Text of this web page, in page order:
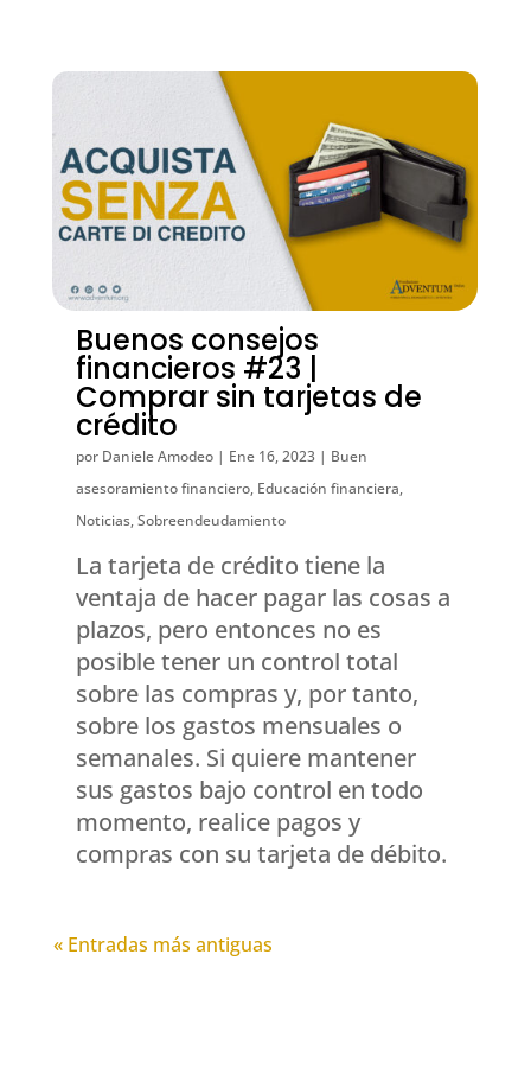
Buenos consejos
financieros #23 |
Comprar sin tarjetas de
crédito
por Daniele Amodeo| Ene 16, 2023| Buen
asesoramiento financiero, Educación financiera,
Noticias,Sobreendeudamiento
La tarjeta de crédito tiene la
ventaja de hacer pagar las cosas a
plazos, pero entonces no es
posible tener un control total
sobre las compras y, por tanto,
sobre los gastos mensuales o
semanales. Si quiere mantener
sus gastos bajo control en todo
momento, realice pagos y
compras con su tarjeta de débito.
« Entradas más antiguas